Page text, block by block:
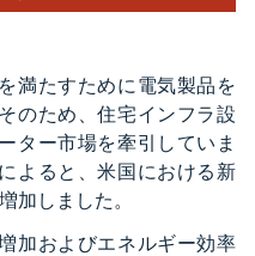
満たすために電気製品を
のため、住宅インフラ設
ター市場を牽引していま
よると、米国における新
加しました。
加およびエネルギー効率